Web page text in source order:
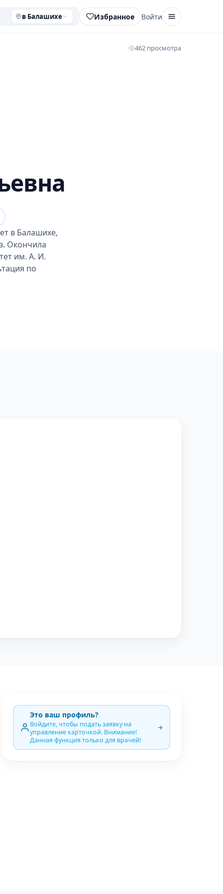
в Балашихе Избранное Войти
462 просмотра
в Балашихе,
Окончила
им. А. И.
по
Это ваш профиль?
Войдите, чтобы подать заявку на
управление карточкой. Внимание!
Данная функция только для врачей!